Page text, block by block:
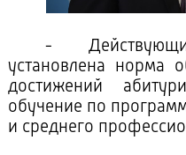
- Действующим
установлена норма
достижений
обучение по
и среднего